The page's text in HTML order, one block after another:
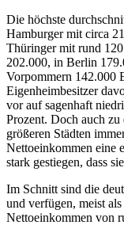
Die höchste
Hamburger mit circa
Thüringer mit rund
202.000, in Berlin
Vorpommern 142.000
Eigenheimbesitzer
vor auf sagenhaft
Prozent. Doch auch
größeren Städten
Nettoeinkommen eine
stark gestiegen, dass
Im Schnitt sind die
und verfügen, meist
Nettoeinkommen von